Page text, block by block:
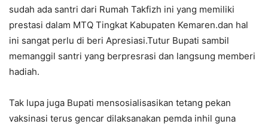
sudah ada santri dari Rumah Takfizh ini yang memiliki
prestasi dalam MTQ Tingkat Kabupaten Kemaren.dan hal
ini sangat perlu di beri Apresiasi.Tutur Bupati sambil
memanggil santri yang berpresrasi dan langsung memberi
hadiah.
Tak lupa juga Bupati mensosialisasikan tetang pekan
vaksinasi terus gencar dilaksanakan pemda inhil guna